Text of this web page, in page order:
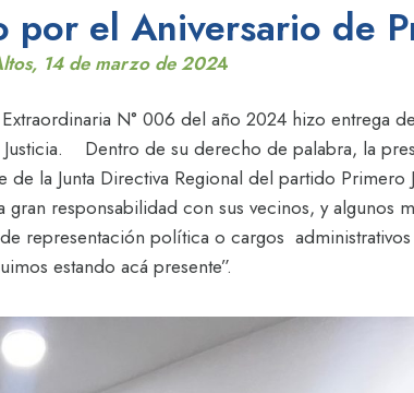
el Aniversario de
14 de marzo de 2024
N° 006 del año 2024 hizo entrega
Dentro de su derecho de palabra, la
la Junta Directiva Regional del partido Primero
responsabilidad con sus vecinos, y algunos
representación política o cargos
estando acá presente”.